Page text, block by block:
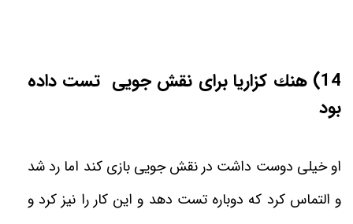
14) هنك کزاریا برای نقش جويى
تست داده
بود
او خیلی دوست داشت در نقش جویی بازی کند اما رد شد
و التماس كرد كه دوباره تست دهد و اين‌ كار را نيز كرد و